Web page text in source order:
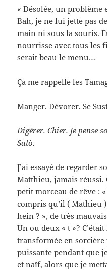
« Désolée, un
Bah, je ne lui jette pas
main ni sous la souris.
nourrisse avec tous les
serait beau le menu…
Ça me rappelle les
Manger. Dévorer. Se
Digérer. Chier. Je pense
Salò.
J’ai essayé de regarder
Matthieu, jamais réussi.
petit morceau de rêve :
compris qu’il ( Mathieu
hein ? », de très
Un ou deux « t »?
transformée en sorcière
puissante pendant que
et naïf, alors que je